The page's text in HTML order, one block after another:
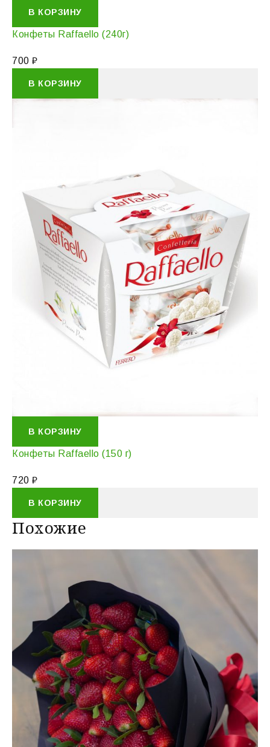
В КОРЗИНУ
Конфеты Raffaello (240г)
700 ₽
В КОРЗИНУ
В КОРЗИНУ
Конфеты Raffaello (150 г)
720 ₽
В КОРЗИНУ
Похожие